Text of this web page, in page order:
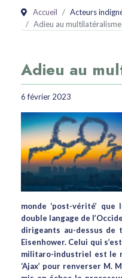
Accueil Acteurs
Adieu au
Adieu au
6 février 2023
monde ‘post-vérité’
double langage de
dirigeants au-dessus de
Eisenhower. Celui qui
militaro-industriel est le
‘Ajax’ pour renverser M.